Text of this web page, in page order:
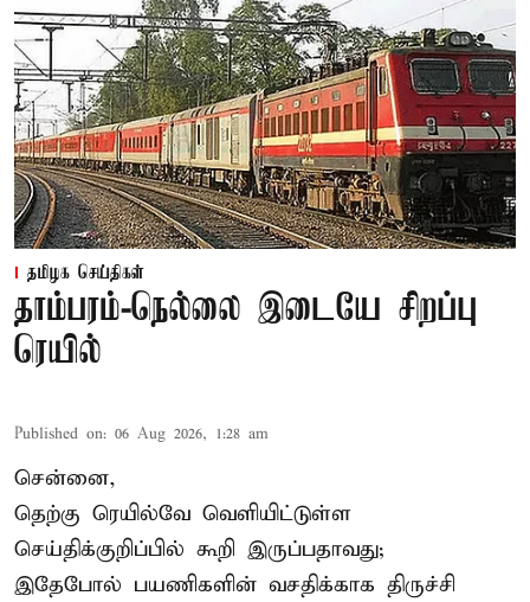
தமிழக செய்திகள்
தாம்பரம்-நெல்லை இடையே சிறப்பு
ரெயில்
Published on: 06 Aug 2026, 1:28 am
சென்னை,
தெற்கு ரெயில்வே வெளியிட்டுள்ள
செய்திக்குறிப்பில் கூறி இருப்பதாவது;
இதேபோல் பயணிகளின் வசதிக்காக திருச்சி